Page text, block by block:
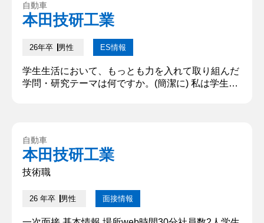
自動車
本田技研工業
26年卒 男性 ES情報
学生生活において、もっとも力を入れて取り組んだ
学問・研究テーマは何ですか。(簡潔に) 私は学生生
えて下さい。 私は貴社が掲げる「夢をかたちにす
る」という理念と、その根底にある挑戦の精神に深
く共感しました。また、...
自動車
本田技研工業
技術職
26 年卒 男性 面接情報